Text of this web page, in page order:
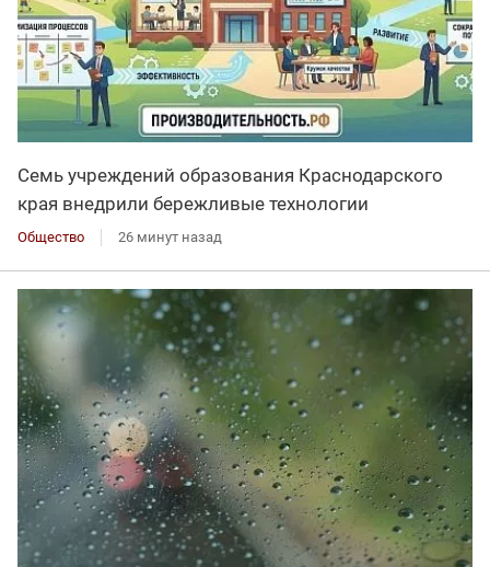
Семь учреждений образования Краснодарского
края внедрили бережливые технологии
Общество 26 минут назад